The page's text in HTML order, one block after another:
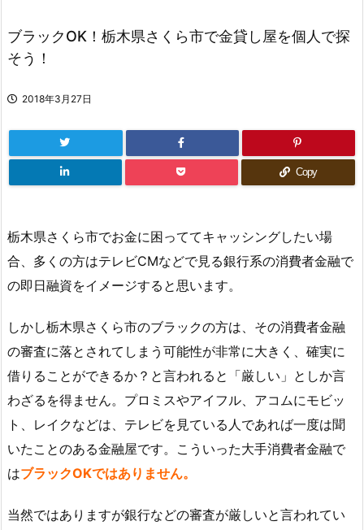
ブラックOK！栃木県さくら市で金貸し屋を個人で探
そう！
2018年3月27日
Copy
栃木県さくら市でお金に困っててキャッシングしたい場
合、多くの方はテレビCMなどで見る銀行系の消費者金融で
の即日融資をイメージすると思います。
しかし栃木県さくら市のブラックの方は、その消費者金融
の審査に落とされてしまう可能性が非常に大きく、確実に
借りることができるか？と言われると「厳しい」としか言
わざるを得ません。プロミスやアイフル、アコムにモビッ
ト、レイクなどは、テレビを見ている人であれば一度は聞
いたことのある金融屋です。こういった大手消費者金融で
はブラックOKではありません。
当然ではありますが銀行などの審査が厳しいと言われてい